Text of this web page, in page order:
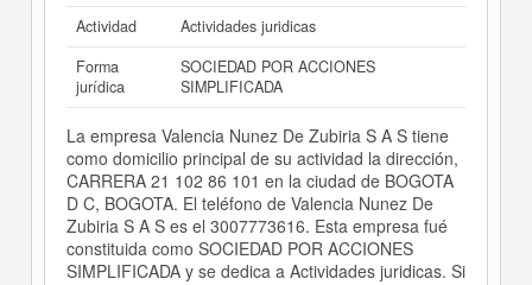
Actividad
Actividades juridicas
Forma
jurídica
SOCIEDAD POR ACCIONES
SIMPLIFICADA
La empresa Valencia Nunez De Zubiria S A S tiene
como domicilio principal de su actividad la dirección,
CARRERA 21 102 86 101 en la ciudad de BOGOTA
D C, BOGOTA. El teléfono de Valencia Nunez De
Zubiria S A S es el 3007773616. Esta empresa fué
constituida como SOCIEDAD POR ACCIONES
SIMPLIFICADA y se dedica a Actividades juridicas. Si